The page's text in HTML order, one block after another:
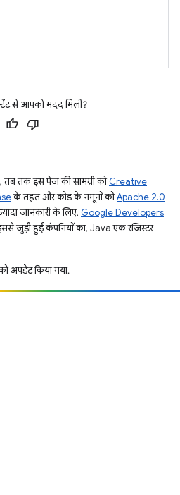
से आपको मदद मिली?
तक इस पेज की सामग्री कोCreative
के तहत और कोड के नमूनों कोApache 2.0
जानकारी के लिए, Google Developers
जुड़ी हुई कंपनियों का, Java एक रजिस्टर
अपडेट किया गया.